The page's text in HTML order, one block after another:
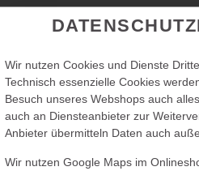
Wir nutzen Cookies und Dienste
Technisch essenzielle Cookies
Besuch unseres Webshops auch
auch an Diensteanbieter zur
Anbieter übermitteln Daten auch
Wir nutzen Google Maps im